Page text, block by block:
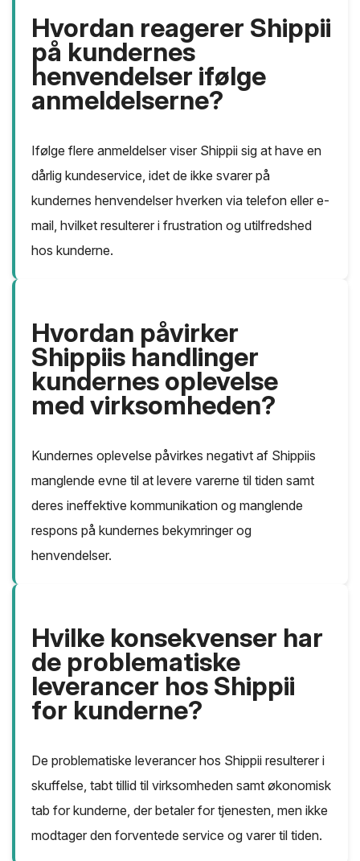
Hvordan reagerer Shippii
på kundernes
henvendelser ifølge
anmeldelserne?
Ifølge flere anmeldelser viser Shippii sig at have en
dårlig kundeservice, idet de ikke svarer på
kundernes henvendelser hverken via telefon eller e-
mail, hvilket resulterer i frustration og utilfredshed
hos kunderne.
Hvordan påvirker
Shippiis handlinger
kundernes oplevelse
med virksomheden?
Kundernes oplevelse påvirkes negativt af Shippiis
manglende evne til at levere varerne til tiden samt
deres ineffektive kommunikation og manglende
respons på kundernes bekymringer og
henvendelser.
Hvilke konsekvenser har
de problematiske
leverancer hos Shippii
for kunderne?
De problematiske leverancer hos Shippii resulterer i
skuffelse, tabt tillid til virksomheden samt økonomisk
tab for kunderne, der betaler for tjenesten, men ikke
modtager den forventede service og varer til tiden.